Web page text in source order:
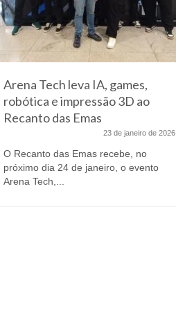
Arena Tech leva IA, games,
robótica e impressão 3D ao
Recanto das Emas
23 de janeiro de 2026
O Recanto das Emas recebe, no
próximo dia 24 de janeiro, o evento
Arena Tech,...